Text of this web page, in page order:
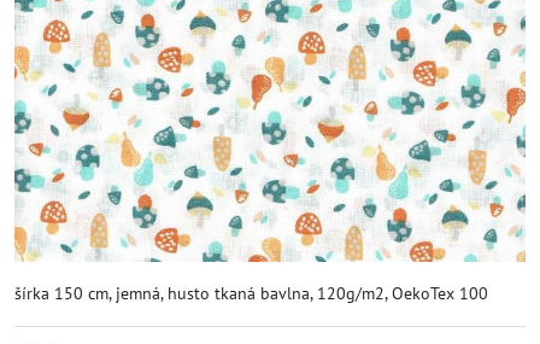
šírka 150 cm, jemná, husto tkaná bavlna, 120g/m2, OekoTex 100